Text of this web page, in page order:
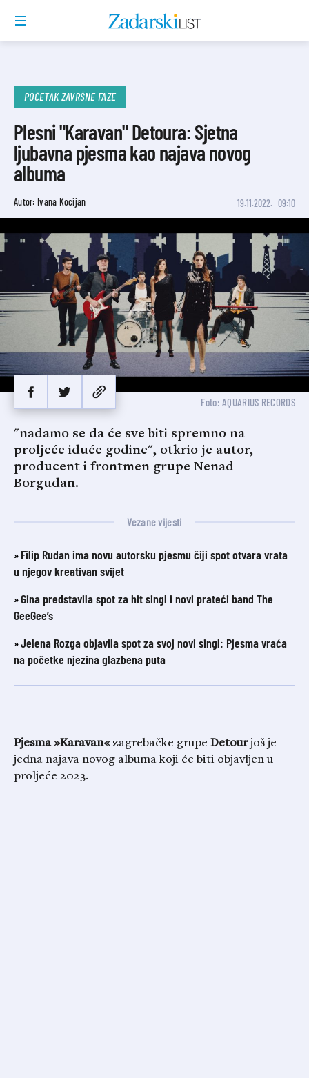
POČETAK ZAVRŠNE FAZE
Plesni "Karavan" Detoura: Sjetna
ljubavna pjesma kao najava novog
albuma
Autor: Ivana Kocijan 19.11.2022. 09:10
Foto: AQUARIUS RECORDS
"nadamo se da će sve biti spremno na
proljeće iduće godine", otkrio je autor,
producent i frontmen grupe Nenad
Borgudan.
Vezane vijesti
Filip Rudan ima novu autorsku pjesmu čiji spot otvara vrata
u njegov kreativan svijet
Gina predstavila spot za hit singl i novi prateći band The
GeeGee’s
Jelena Rozga objavila spot za svoj novi singl: Pjesma vraća
na početke njezina glazbena puta
Pjesma »Karavan«zagrebačke grupe Detourjoš je
jedna najava novog albuma koji će biti objavljen u
proljeće 2023.